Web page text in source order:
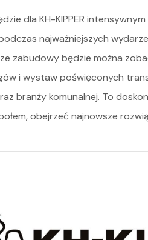
dla KH-KIPPER
najważniejszych
zabudowy będzie można
i wystaw poświęconych
branży komunalnej. To
obejrzeć najnowsze